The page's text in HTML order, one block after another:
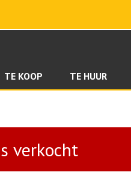
TE KOOP TE HUUR
verkocht